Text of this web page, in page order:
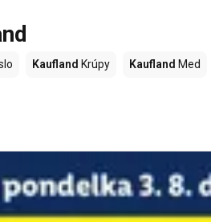
Kaufland Krúpy Kaufland Med